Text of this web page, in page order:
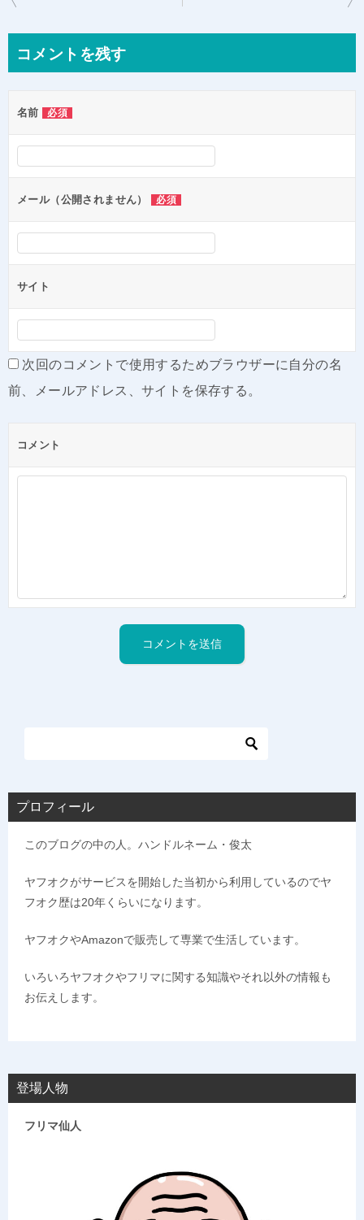
ビ
ー
シ
ョ
ン
コメントを残す
名前 必須
メール（公開されません） 必須
サイト
次回のコメントで使用するためブラウザーに自分の名
前、メールアドレス、サイトを保存する。
コメント
プロフィール
このブログの中の人。ハンドルネーム・俊太
ヤフオクがサービスを開始した当初から利用しているのでヤ
フオク歴は20年くらいになります。
ヤフオクやAmazonで販売して専業で生活しています。
いろいろヤフオクやフリマに関する知識やそれ以外の情報も
お伝えします。
登場人物
フリマ仙人